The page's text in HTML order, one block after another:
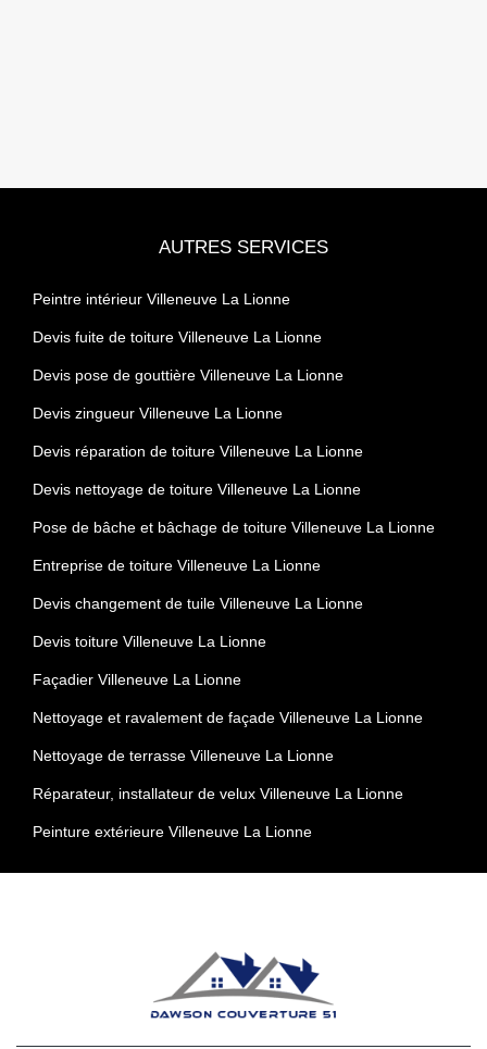
AUTRES SERVICES
Peintre intérieur Villeneuve La Lionne
Devis fuite de toiture Villeneuve La Lionne
Devis pose de gouttière Villeneuve La Lionne
Devis zingueur Villeneuve La Lionne
Devis réparation de toiture Villeneuve La Lionne
Devis nettoyage de toiture Villeneuve La Lionne
Pose de bâche et bâchage de toiture Villeneuve La Lionne
Entreprise de toiture Villeneuve La Lionne
Devis changement de tuile Villeneuve La Lionne
Devis toiture Villeneuve La Lionne
Façadier Villeneuve La Lionne
Nettoyage et ravalement de façade Villeneuve La Lionne
Nettoyage de terrasse Villeneuve La Lionne
Réparateur, installateur de velux Villeneuve La Lionne
Peinture extérieure Villeneuve La Lionne